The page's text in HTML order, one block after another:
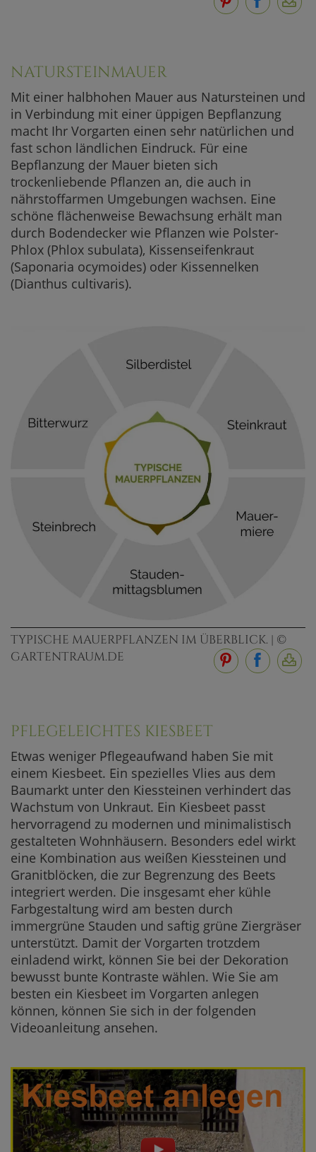
NATURSTEINMAUER
Mit einer halbhohen Mauer aus Natursteinen und
in Verbindung mit einer üppigen Bepflanzung
macht Ihr Vorgarten einen sehr natürlichen und
fast schon ländlichen Eindruck. Für eine
Bepflanzung der Mauer bieten sich
trockenliebende Pflanzen an, die auch in
nährstoffarmen Umgebungen wachsen. Eine
schöne flächenweise Bewachsung erhält man
durch Bodendecker wie Pflanzen wie Polster-
Phlox (Phlox subulata), Kissenseifenkraut
(Saponaria ocymoides) oder Kissennelken
(Dianthus cultivaris).
TYPISCHE MAUERPFLANZEN IM ÜBERBLICK. | ©
GARTENTRAUM.DE
PFLEGELEICHTES KIESBEET
Etwas weniger Pflegeaufwand haben Sie mit
einem Kiesbeet. Ein spezielles Vlies aus dem
Baumarkt unter den Kiessteinen verhindert das
Wachstum von Unkraut. Ein Kiesbeet passt
hervorragend zu modernen und minimalistisch
gestalteten Wohnhäusern. Besonders edel wirkt
eine Kombination aus weißen Kiessteinen und
Granitblöcken, die zur Begrenzung des Beets
integriert werden. Die insgesamt eher kühle
Farbgestaltung wird am besten durch
immergrüne Stauden und saftig grüne Ziergräser
unterstützt. Damit der Vorgarten trotzdem
einladend wirkt, können Sie bei der Dekoration
bewusst bunte Kontraste wählen. Wie Sie am
besten ein Kiesbeet im Vorgarten anlegen
können, können Sie sich in der folgenden
Videoanleitung ansehen.